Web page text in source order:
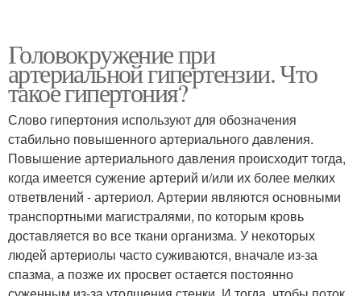
Головокружение при
артериальной гипертензии. Что
такое гипертония?
Слово гипертония используют для обозначения
стабильно повышенного артериального давления.
Повышение артериального давления происходит тогда,
когда имеется сужение артерий и/или их более мелких
ответвлений - артериол. Артерии являются основными
транспортными магистралями, по которым кровь
доставляется во все ткани организма. У некоторых
людей артериолы часто суживаются, вначале из-за
спазма, а позже их просвет остается постоянно